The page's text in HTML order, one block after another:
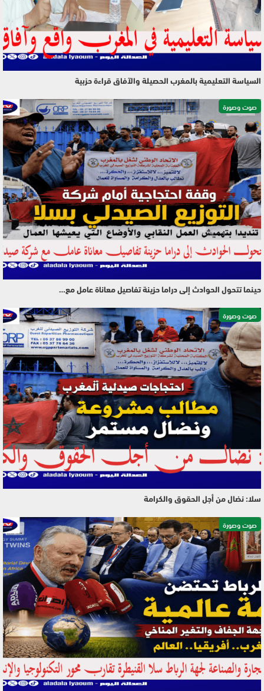
السياسة التعليمية بالمغرب الحصيلة والآفاق قراءة حزبية
صوت وصورة
حينما تتحول الحوادث إلى دراما حزينة تفاصيل معاناة عامل مع…
صوت وصورة
سلا: نضال من أجل الحقوق والكرامة
صوت وصورة